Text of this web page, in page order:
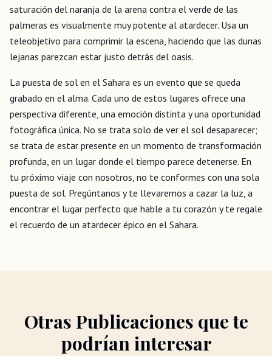
saturación del naranja de la arena contra el verde de las
palmeras es visualmente muy potente al atardecer. Usa un
teleobjetivo para comprimir la escena, haciendo que las dunas
lejanas parezcan estar justo detrás del oasis.
La puesta de sol en el Sahara es un evento que se queda
grabado en el alma. Cada uno de estos lugares ofrece una
perspectiva diferente, una emoción distinta y una oportunidad
fotográfica única. No se trata solo de ver el sol desaparecer;
se trata de estar presente en un momento de transformación
profunda, en un lugar donde el tiempo parece detenerse. En
tu próximo viaje con nosotros, no te conformes con una sola
puesta de sol. Pregúntanos y te llevaremos a cazar la luz, a
encontrar el lugar perfecto que hable a tu corazón y te regale
el recuerdo de un atardecer épico en el Sahara.
Otras Publicaciones que te
podrían interesar